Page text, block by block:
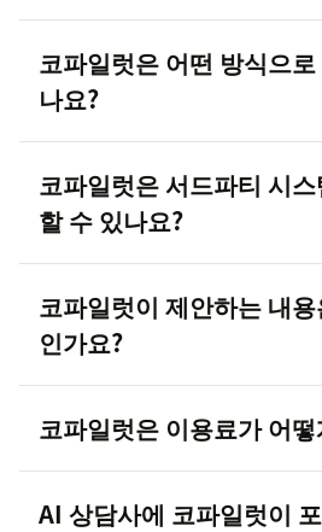
코파일럿은 어떤 방식으
나요?
코파일럿은 서드파티 시
할 수 있나요?
코파일럿이 제안하는 내
인가요?
코파일럿은 이용료가 어
가
AI 상담사에 코파일럿이